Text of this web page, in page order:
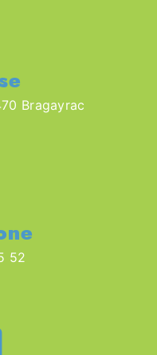
Bragayrac
52